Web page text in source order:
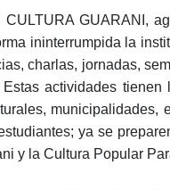
GUARANI,
ininterrumpida la
charlas, jornadas,
actividades tienen
municipalidades,
ya se
y la Cultura Popular